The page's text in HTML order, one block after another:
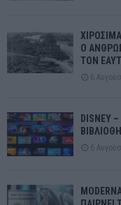
Ο
ΤΟΝ
6
DISNEY
6